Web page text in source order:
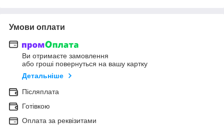
Умови оплати
Ви отримаєте замовлення
або гроші повернуться на вашу картку
Детальніше
Післяплата
Готівкою
Оплата за реквізитами